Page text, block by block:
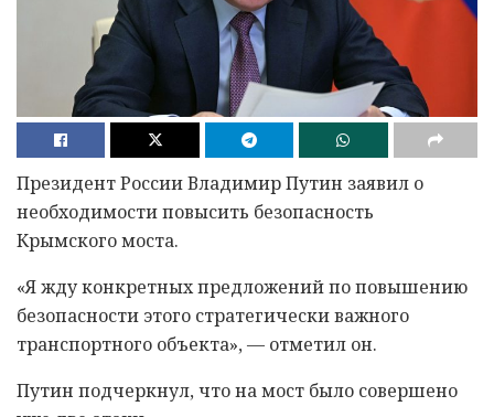
Президент России Владимир Путин заявил о
необходимости повысить безопасность
Крымского моста.
«Я жду конкретных предложений по повышению
безопасности этого стратегически важного
транспортного объекта», — отметил он.
Путин подчеркнул, что на мост было совершено